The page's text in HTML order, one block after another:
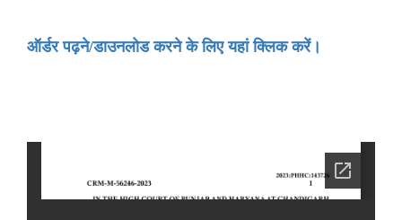
ऑर्डर पढ़ने/डाउनलोड करने के लिए यहां क्लिक करें।